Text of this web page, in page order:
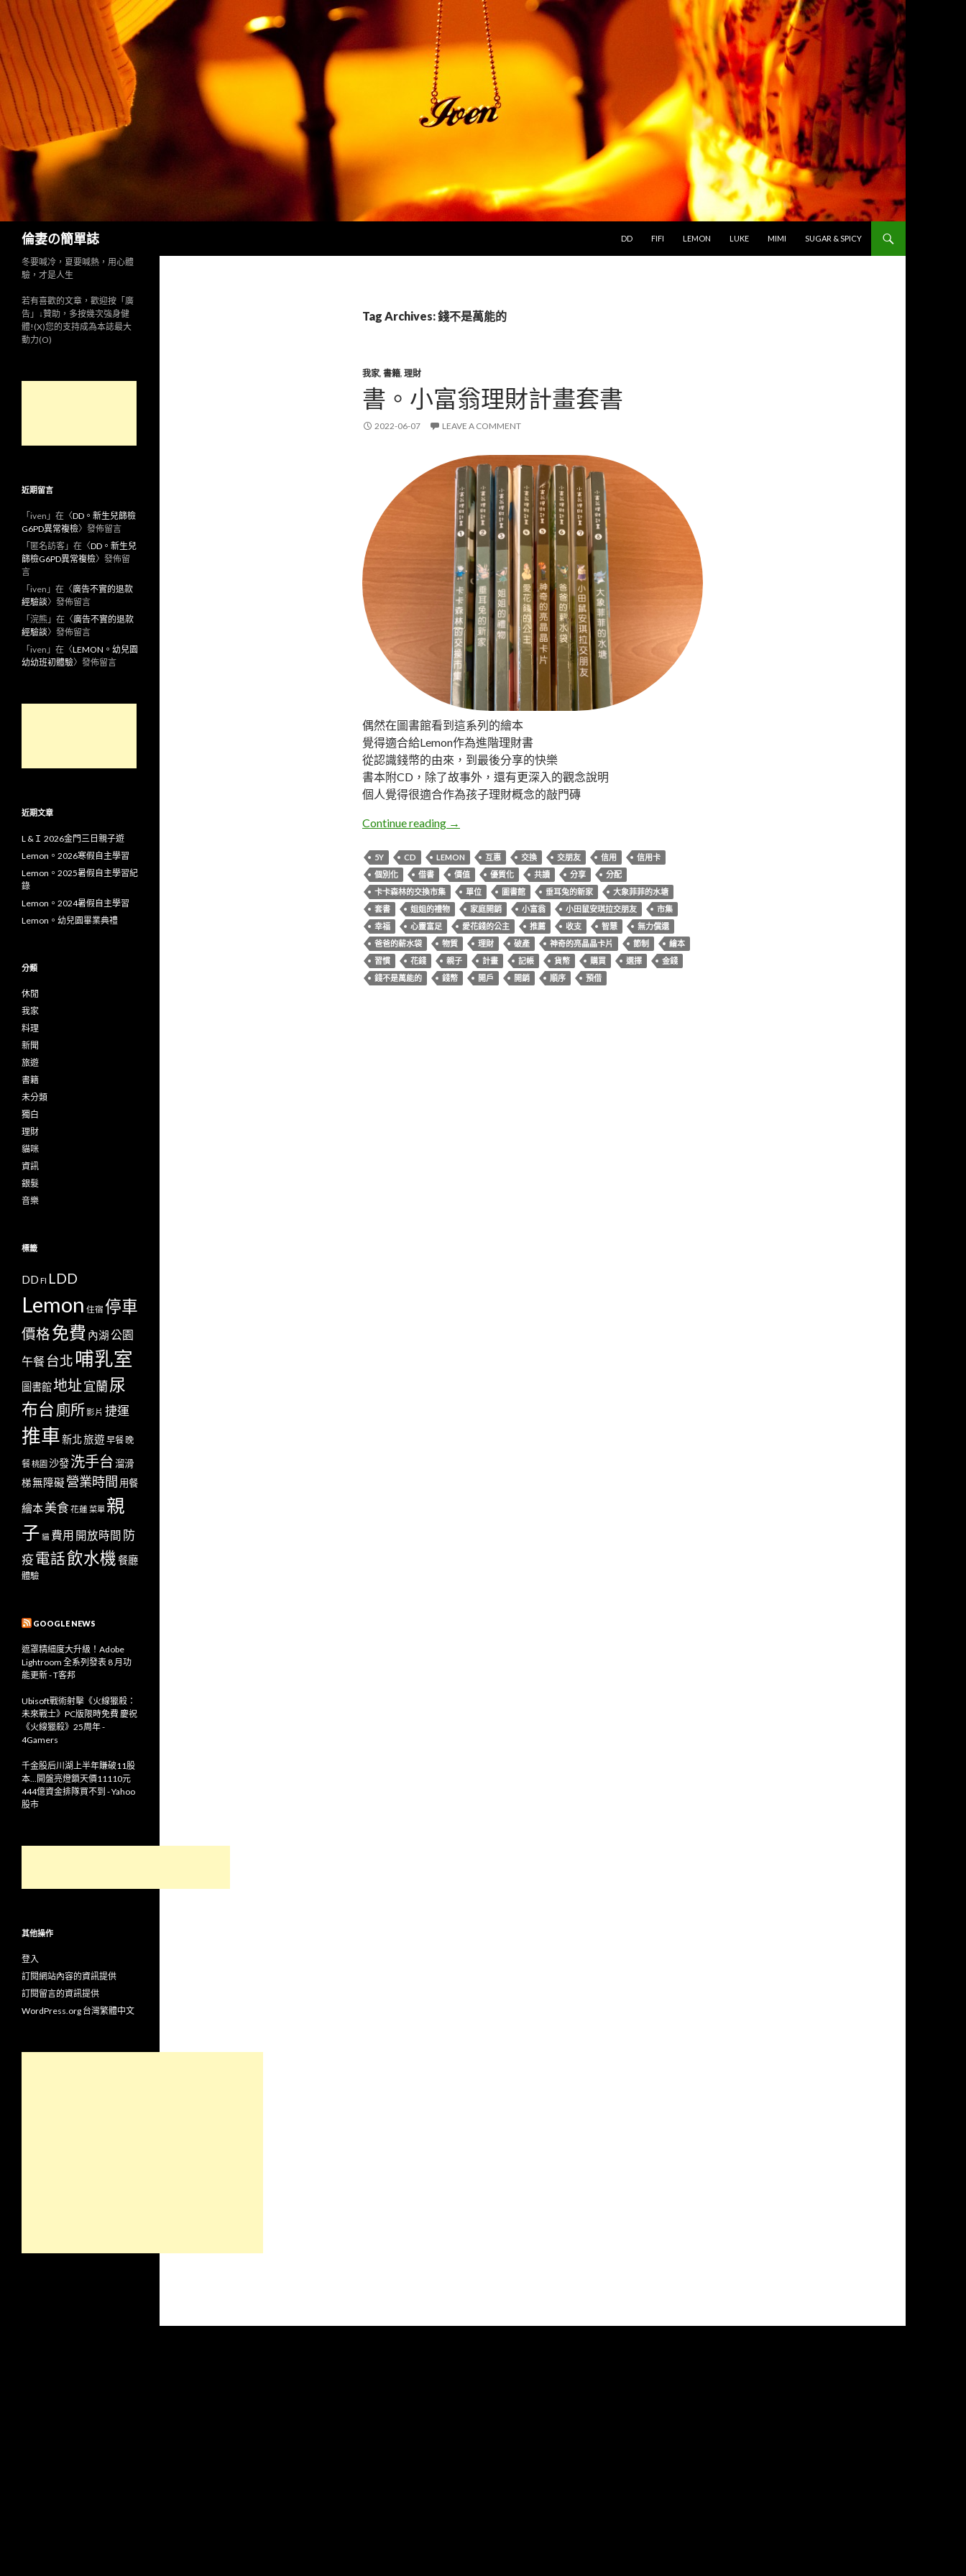
倫妻の簡單誌
Search
DD
FIFI LEMON LUKE MIMI SUGAR & SPICY
Tag Archives: 錢不是萬能的
我家, 書籍, 理財
書。小富翁理財計畫套書
2022-06-07 LEAVE A COMMENT
偶然在圖書館看到這系列的繪本
覺得適合給Lemon作為進階理財書
從認識錢幣的由來，到最後分享的快樂
書本附CD，除了故事外，還有更深入的觀念說明
個人覺得很適合作為孩子理財概念的敲門磚
Continue reading 書。小富翁理財計畫套書
→
5Y CD LEMON 互惠 交換 交朋友 信用
信用卡
個別化
借書 價值 優質化 共讀 分享
分配
卡卡森林的交換市集
單位 圖書館 垂耳兔的新家
大象菲菲的水塘
套書
姐姐的禮物 家庭開銷 小富翁 小田鼠安琪拉交朋友
市集
幸福
心靈富足 愛花錢的公主 推薦 收支 智慧
無力償還
爸爸的薪水袋
物質 理財 破產 神奇的亮晶晶卡片 節制
繪本
習慣
花錢 親子 計畫 記帳 貨幣 購買 選擇
金錢
錢不是萬能的
錢幣 開戶 開銷 順序 預借
冬要喊冷，夏要喊熱，用心體
驗，才是人生
若有喜歡的文章，歡迎按「廣
告」↓贊助，多按幾次強身健
體!(X)您的支持成為本誌最大
動力(O)
近期留言
「 iven 」在〈DD。新生兒篩檢
G6PD異常複檢〉發佈留言
「 匿名訪客 」在〈DD。新生兒
篩檢G6PD異常複檢〉發佈留
言
「 iven 」在〈廣告不實的退款
經驗談〉發佈留言
「 浣熊 」在〈廣告不實的退款
經驗談〉發佈留言
「 iven 」在〈LEMON。幼兒園
幼幼班初體驗〉發佈留言
近期文章
L &Ｉ 2026金門三日親子遊
Lemon。2026寒假自主學習
Lemon。2025暑假自主學習紀
錄
Lemon。2024暑假自主學習
Lemon。幼兒園畢業典禮
分類
休閒
我家
料理
新聞
旅遊
書籍
未分類
獨白
理財
貓咪
資訊
銀髮
音樂
標籤
DD FI LDD
Lemon 住宿 停車
價格免費 內湖 公園
午餐 台北 哺乳室
圖書館地址宜蘭尿
布台 廁所影片 捷運
推車新北旅遊 早餐 晚
餐桃園 沙發洗手台溜滑
梯無障礙 營業時間 用餐
繪本美食花蓮 菜單 親
子 貓 費用 開放時間 防
疫電話飲水機餐廳
體驗
GOOGLE NEWS
遮罩精細度大升級！Adobe
Lightroom 全系列發表 8 月功
能更新 - T客邦
Ubisoft戰術射擊《火線獵殺：
未來戰士》PC版限時免費 慶祝
《火線獵殺》25周年 -
4Gamers
千金股后川湖上半年賺破11股
本...開盤亮燈鎖天價11110元
444億資金排隊買不到 - Yahoo
股市
其他操作
登入
訂閱網站內容的資訊提供
訂閱留言的資訊提供
WordPress.org 台灣繁體中文